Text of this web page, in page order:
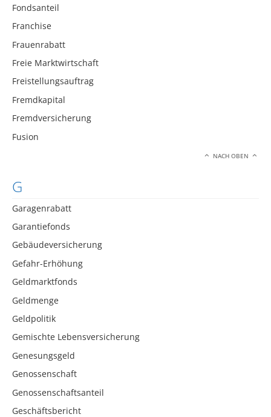
Fondsanteil
Franchise
Frauenrabatt
Freie Marktwirtschaft
Freistellungsauftrag
Fremdkapital
Fremdversicherung
Fusion
NACH OBEN
G
Garagenrabatt
Garantiefonds
Gebäudeversicherung
Gefahr-Erhöhung
Geldmarktfonds
Geldmenge
Geldpolitik
Gemischte Lebensversicherung
Genesungsgeld
Genossenschaft
Genossenschaftsanteil
Geschäftsbericht